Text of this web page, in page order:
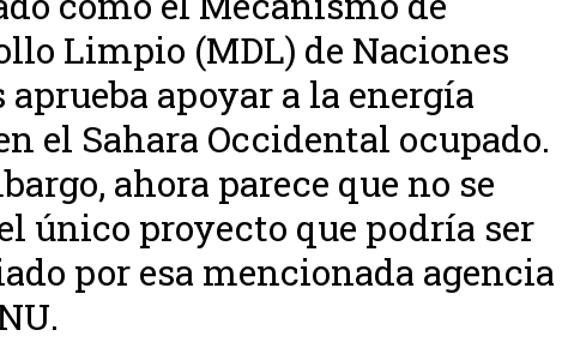
Limpio (MDL) de Naciones
aprueba apoyar a la energía
el Sahara Occidental ocupado.
ahora parece que no se
único proyecto que podría ser
por esa mencionada agencia